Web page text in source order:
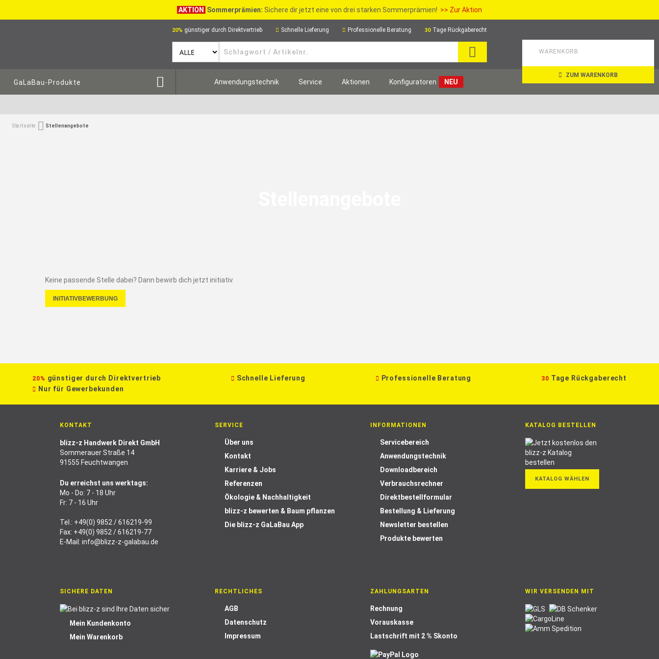
AKTION Sommerprämien: Sichere dir jetzt eine von drei starken Sommerprämien! >> Zur Aktion
20% günstiger durch Direktvertrieb Schnelle Lieferung Professionelle Beratung 30 Tage Rückgaberecht
WARENKORB
ZUM WARENKORB
GaLaBau-Produkte Anwendungstechnik Service Aktionen Konfiguratoren NEU
Startseite Stellenangebote
Keine passende Stelle dabei? Dann bewirb dich jetzt initiativ.
INITIATIVBEWERBUNG
20% günstiger durch Direktvertrieb Schnelle Lieferung Professionelle Beratung 30 Tage Rückgaberecht
Nur für Gewerbekunden
KONTAKT
blizz-z Handwerk Direkt GmbH
Sommerauer Straße 14
91555 Feuchtwangen
Du erreichst uns werktags:
Mo - Do: 7 - 18 Uhr
Fr: 7 - 16 Uhr
Tel.: +49(0) 9852 / 616219-99
Fax: +49(0) 9852 / 616219-77
E-Mail: info@blizz-z-galabau.de
SERVICE
Über uns
Kontakt
Karriere & Jobs
Referenzen
Ökologie & Nachhaltigkeit
blizz-z bewerten & Baum pflanzen
Die blizz-z GaLaBau App
INFORMATIONEN
Servicebereich
Anwendungstechnik
Downloadbereich
Verbrauchsrechner
Direktbestellformular
Bestellung & Lieferung
Newsletter bestellen
Produkte bewerten
KATALOG BESTELLEN
KATALOG WÄHLEN
SICHERE DATEN
Mein Kundenkonto
Mein Warenkorb
RECHTLICHES
AGB
Datenschutz
Impressum
ZAHLUNGSARTEN
Rechnung
Vorauskasse
Lastschrift mit 2 % Skonto
WIR VERSENDEN MIT